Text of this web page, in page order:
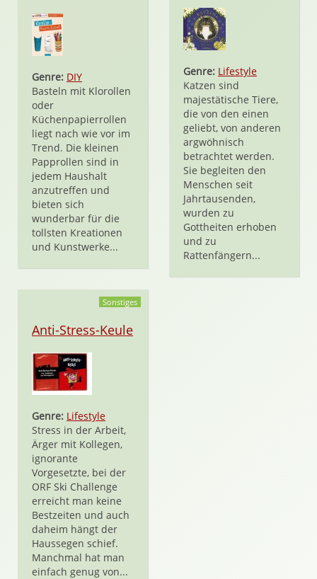
Genre: DIY
Basteln mit Klorollen
oder
Küchenpapierrollen
liegt nach wie vor im
Trend. Die kleinen
Papprollen sind in
jedem Haushalt
anzutreffen und
bieten sich
wunderbar für die
tollsten Kreationen
und Kunstwerke...
Genre: Lifestyle
Katzen sind
majestätische Tiere,
die von den einen
geliebt, von anderen
argwöhnisch
betrachtet werden.
Sie begleiten den
Menschen seit
Jahrtausenden,
wurden zu
Gottheiten erhoben
und zu
Rattenfängern...
Sonstiges
Anti-Stress-Keule
Genre: Lifestyle
Stress in der Arbeit,
Ärger mit Kollegen,
ignorante
Vorgesetzte, bei der
ORF Ski Challenge
erreicht man keine
Bestzeiten und auch
daheim hängt der
Haussegen schief.
Manchmal hat man
einfach genug von...